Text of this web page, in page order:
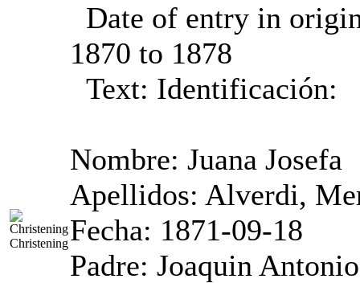
Christening
Date of entry in
1870 to 1878
Text: Identificación:
Nombre: Juana Josefa
Apellidos: Alverdi,
Fecha: 1871-09-18
Padre: Joaquin